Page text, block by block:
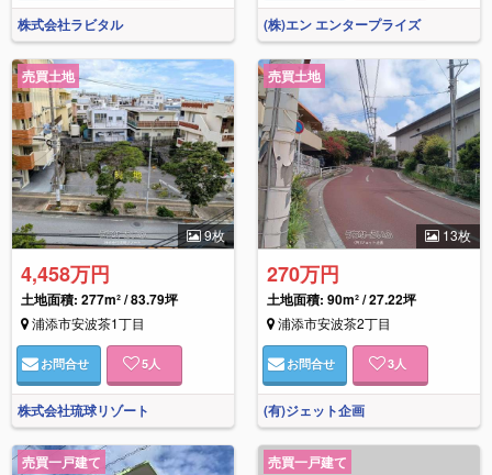
株式会社ラビタル (株)エン エンタープライズ
9枚
売買土地
4,458万円
土地面積: 277m² / 83.79坪
浦添市安波茶1丁目
お問合せ 5人
株式会社琉球リゾート
13枚
売買土地
270万円
土地面積: 90m² / 27.22坪
浦添市安波茶2丁目
お問合せ 3人
(有)ジェット企画
売買一戸建て 売買一戸建て